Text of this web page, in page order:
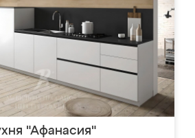
"Афанасия"